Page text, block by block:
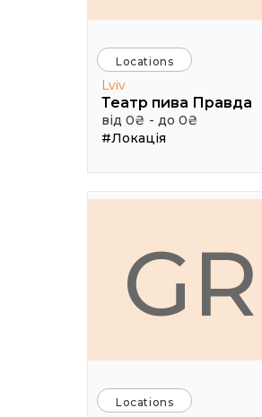
Locations
Lviv
Театр пива Правда
від 0₴ - до 0₴
#Локація
GR
Locations